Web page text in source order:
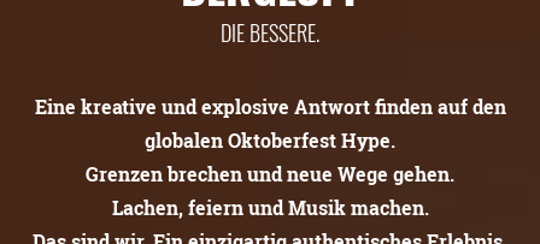
DIE BESSERE.
Eine kreative und explosive Antwort finden auf den
globalen Oktoberfest Hype.
Grenzen brechen und neue Wege gehen.
Lachen, feiern und Musik machen.